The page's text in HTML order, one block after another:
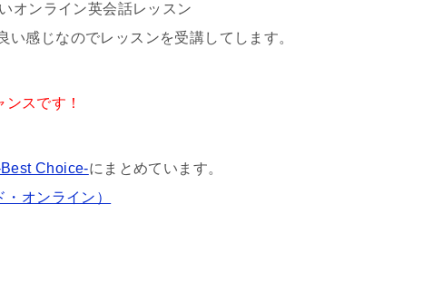
オンライン英会話レッスン
い感じなのでレッスンを受講してします。
スです！
Choice-にまとめています。
オンライン）